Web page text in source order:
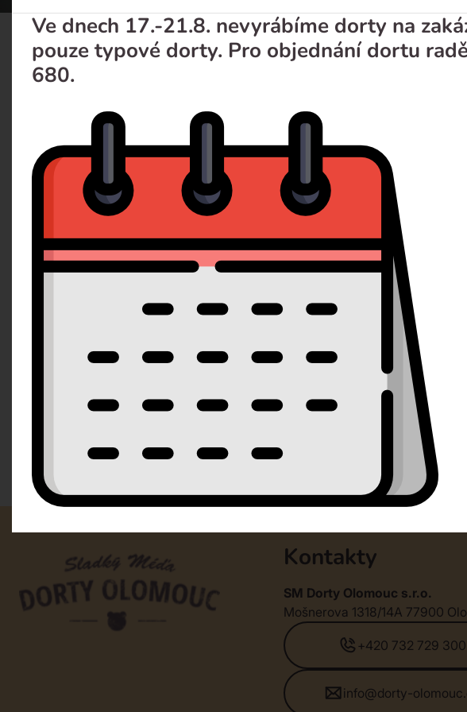
Ovocný na stojanu
OSOBNÍ ODBĚR ZDARMA
Popis Dotaz prodejci
Lehký šlehačkovo-jogurtový krém s různým ovocem, zdobeno čokoládou
provedení dortu domluvíme osobně
Kontakty
SM Dorty Olomouc s.r.o.
Mošnerova 1318/14A 77900
+420 732 729 300
info@dorty-
Ve dnech 17.-21.8. nevyrábíme dorty na
pouze typové dorty. Pro objednání dortu
680.